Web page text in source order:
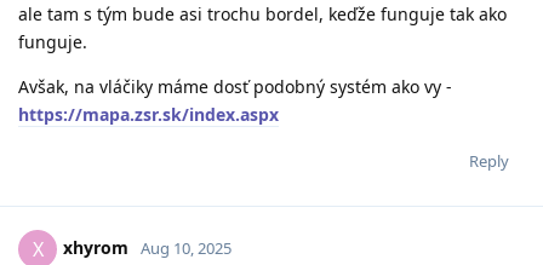
ale tam s tým bude asi trochu bordel, keďže funguje tak ako
funguje.
Avšak, na vláčiky máme dosť podobný systém ako vy -
https://mapa.zsr.sk/index.aspx
Reply
X xhyrom Aug 10, 2025